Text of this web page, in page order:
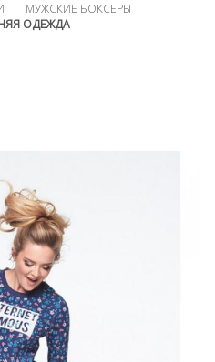
МУЖСКИЕ БОКСЕРЫ
ОДЕЖДА